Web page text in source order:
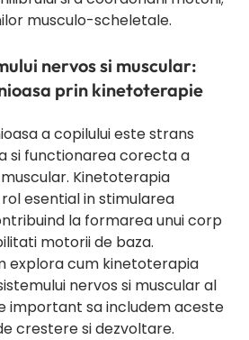
musculo-scheletale.
nervos si muscular:
prin kinetoterapie
a copilului este strans
si functionarea corecta a
Kinetoterapia
esential in stimularea
la formarea unui corp
motorii de baza.
explora cum kinetoterapia
nervos si muscular al
important sa includem aceste
crestere si dezvoltare.